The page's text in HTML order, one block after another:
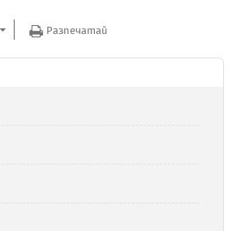
Разпечатай